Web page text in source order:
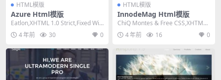
HTML模版
Azure Html模版
Eatlon,XHTML 1.0 Strict,Fixed Wid
th, 3 C...
4 年前 30 0
HTML模版
InnodeMag Html模版
ChiQ Montes & Free CSS,XHTML
1.0 Tra...
4 年前 16 0